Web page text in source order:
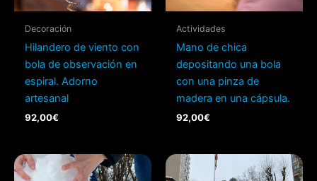
Decoración
Hilandero de viento con
bola de observación en
espiral. Adorno
artesanal
92,00€
Actividades
Mano de chica
depositando una bola
con una pinza de
madera en una cápsula.
92,00€